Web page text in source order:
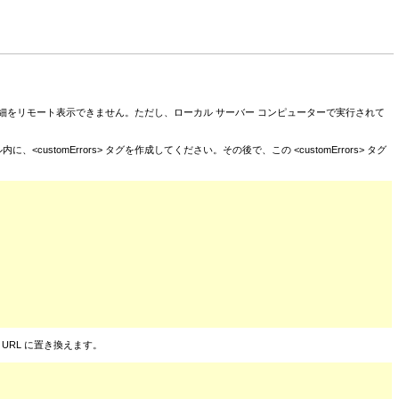
リモート表示できません。ただし、ローカル サーバー コンピューターで実行されて
に、<customErrors> タグを作成してください。その後で、この <customErrors> タグ
に置き換えます。